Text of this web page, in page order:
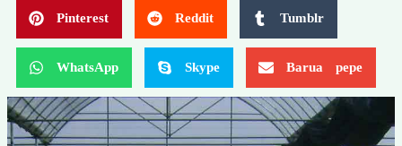
Pinterest Reddit Tumblr
WhatsApp Skype Barua pepe